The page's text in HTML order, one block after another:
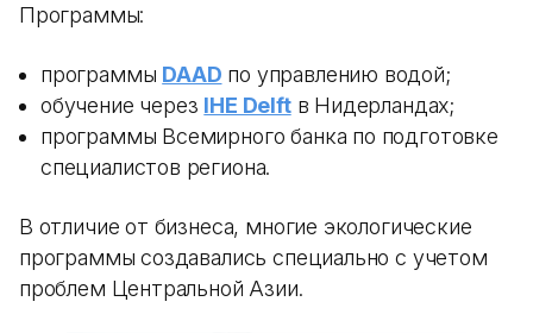
Программы:
программы DAAD по управлению водой;
обучение через IHE Delftв Нидерландах;
программы Всемирного банка по подготовке
специалистов региона.
В отличие от бизнеса, многие экологические
программы создавались специально с учетом
проблем Центральной Азии.